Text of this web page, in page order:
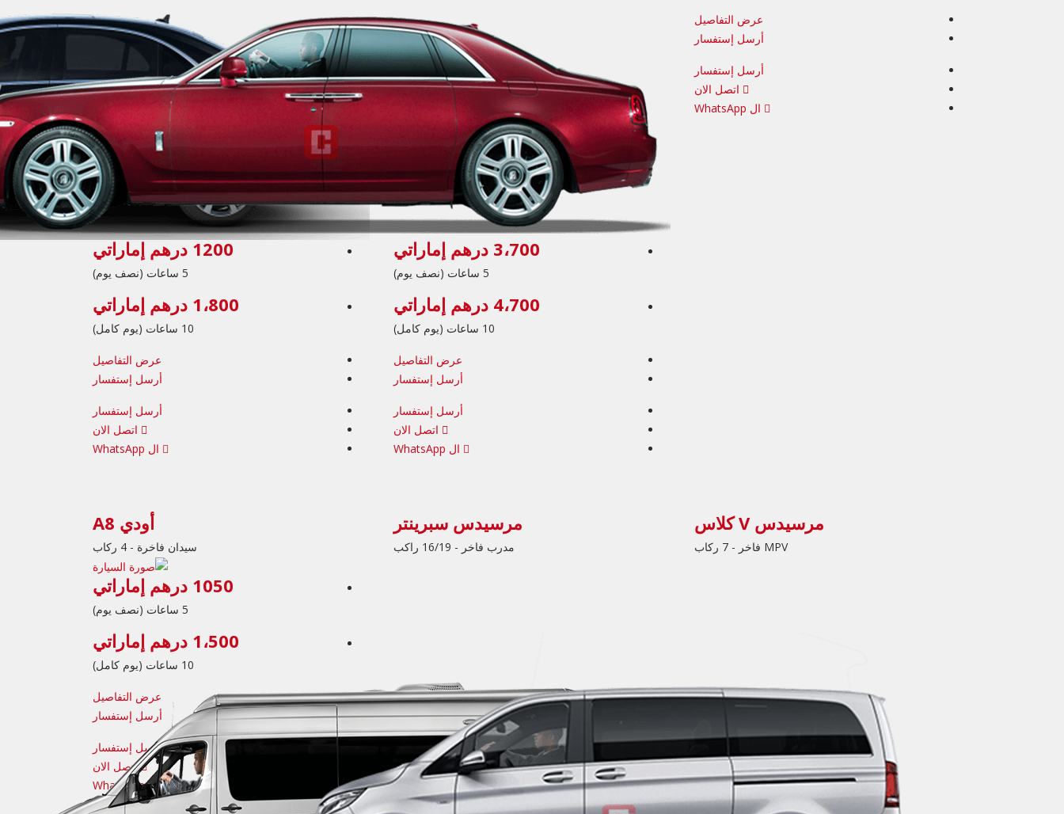
1200 درهم إماراتي
5 ساعات (نصف يوم)
1،800 درهم إماراتي
10 ساعات (يوم كامل)
عرض التفاصيل
أرسل إستفسار
أرسل إستفسار
اتصل الان
ال WhatsApp
3،700 درهم إماراتي
5 ساعات (نصف يوم)
4،700 درهم إماراتي
10 ساعات (يوم كامل)
عرض التفاصيل
أرسل إستفسار
أرسل إستفسار
اتصل الان
ال WhatsApp
عرض التفاصيل
أرسل إستفسار
أرسل إستفسار
اتصل الان
ال WhatsApp
أودي A8
سيدان فاخرة - 4 ركاب
1050 درهم إماراتي
5 ساعات (نصف يوم)
1،500 درهم إماراتي
10 ساعات (يوم كامل)
عرض التفاصيل
أرسل إستفسار
أرسل إستفسار
اتصل الان
ال WhatsApp
مرسيدس سبرينتر
مدرب فاخر - 16/19 راكب
مرسيدس V كلاس
MPV فاخر - 7 ركاب